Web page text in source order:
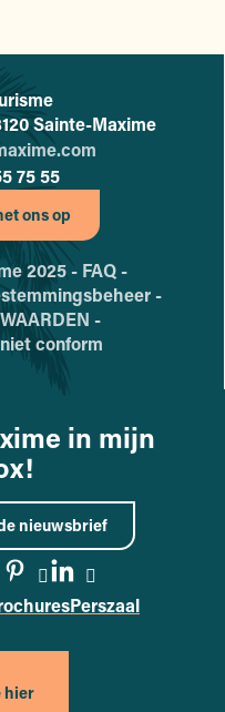
de tourisme de Sainte-
Sainte-Maxime
75 55
ons op
2025 - FAQ -
-
-
conform
in mijn
nieuwsbrief
pagina
Instagram-
de TikTok-
Naar deNaar de
Perszaal
hier